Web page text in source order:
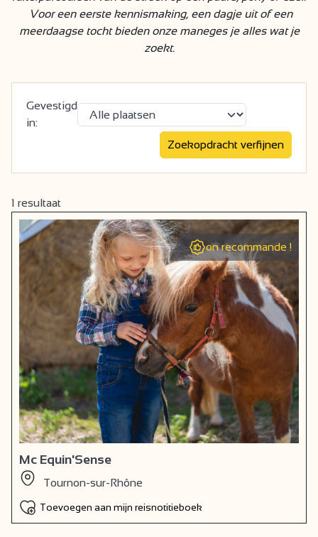
Voor een eerste kennismaking, een dagje uit of een
meerdaagse tocht bieden onze maneges je alles wat je
zoekt.
Gevestigd
in:
1 resultaat
on recommande !
Mc Equin'Sense
Tournon-sur-Rhône
Toevoegen aan mijn reisnotitieboek